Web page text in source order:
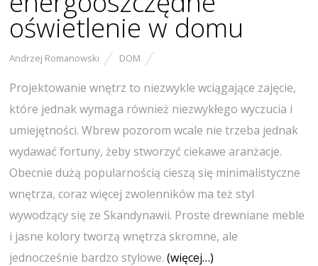
oświetlenie w domu
Andrzej Romanowski DOM
Projektowanie wnętrz to niezwykle wciągające zajęcie,
które jednak wymaga również niezwykłego wyczucia i
umiejętności. Wbrew pozorom wcale nie trzeba jednak
wydawać fortuny, żeby stworzyć ciekawe aranżacje.
Obecnie dużą popularnością cieszą się minimalistyczne
wnętrza, coraz więcej zwolenników ma też styl
wywodzący się ze Skandynawii. Proste drewniane meble
i jasne kolory tworzą wnętrza skromne, ale
jednocześnie bardzo stylowe.(więcej…)